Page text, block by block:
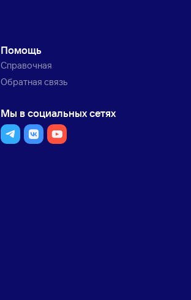
Помощь
Справочная
Обратная связь
Мы в социальных сетях